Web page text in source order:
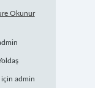
Okunur
admin